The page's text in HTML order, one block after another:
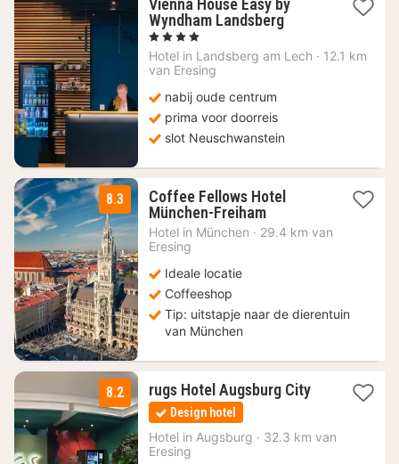
Vienna House Easy by
Wyndham Landsberg2
vanaf
, 4 Sterren
Hotel in Landsberg am Lech · 12.1 km
van Eresing
nabij oude centrum
prima voor doorreis
slot Neuschwanstein
8.3
Coffee Fellows Hotel
München-Freiham2
nachten
Hotel in München · 29.4 km van
Eresing
Ideale locatie
Coffeeshop
Tip: uitstapje naar de dierentuin
van München
8.2 rugs Hotel Augsburg City1
72
Design hotel
Hotel in Augsburg · 32.3 km van
Eresing